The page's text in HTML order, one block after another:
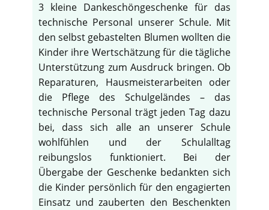
3 kleine Dankeschöngeschenke für das
technische Personal unserer Schule. Mit
den selbst gebastelten Blumen wollten die
Kinder ihre Wertschätzung für die tägliche
Unterstützung zum Ausdruck bringen. Ob
Reparaturen, Hausmeisterarbeiten oder
die Pflege des Schulgeländes – das
technische Personal trägt jeden Tag dazu
bei, dass sich alle an unserer Schule
wohlfühlen und der Schulalltag
reibungslos funktioniert. Bei der
Übergabe der Geschenke bedankten sich
die Kinder persönlich für den engagierten
Einsatz und zauberten den Beschenkten